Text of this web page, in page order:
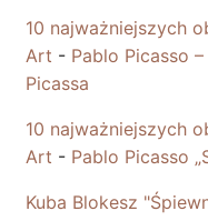
10 najważniejszych
Art - Pablo Picasso
Picassa
10 najważniejszych
Art - Pablo Picasso
Kuba Blokesz